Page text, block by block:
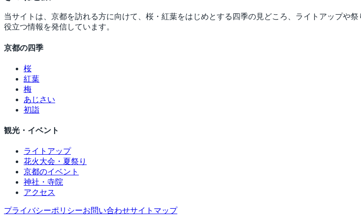
当サイトは、京都を訪れる方に向けて、桜・紅葉をはじめとする四季の見どころ、ライトアップや
役立つ情報を発信しています。
京都の四季
桜
紅葉
梅
あじさい
初詣
観光・イベント
ライトアップ
花火大会・夏祭り
京都のイベント
神社・寺院
アクセス
プライバシーポリシーお問い合わせサイトマップ